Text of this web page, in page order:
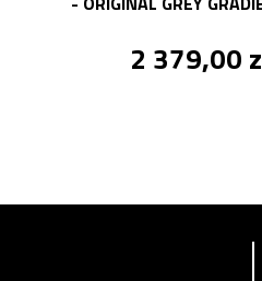
2 379,00